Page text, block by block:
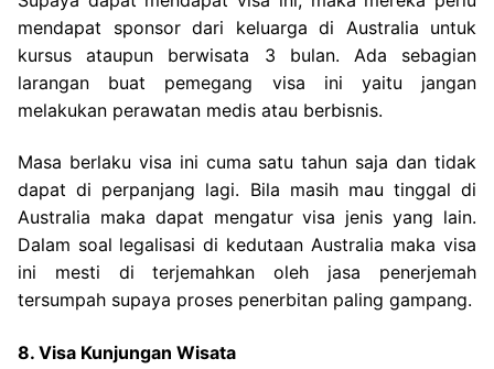
mendapat sponsor dari keluarga di Australia untuk
kursus ataupun berwisata 3 bulan. Ada sebagian
larangan buat pemegang visa ini yaitu jangan
melakukan perawatan medis atau berbisnis.
Masa berlaku visa ini cuma satu tahun saja dan tidak
dapat di perpanjang lagi. Bila masih mau tinggal di
Australia maka dapat mengatur visa jenis yang lain.
Dalam soal legalisasi di kedutaan Australia maka visa
ini mesti di terjemahkan oleh jasa penerjemah
tersumpah supaya proses penerbitan paling gampang.
8. Visa Kunjungan Wisata